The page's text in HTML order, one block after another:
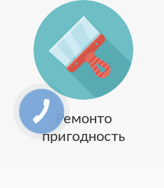
Ремонто
пригодность